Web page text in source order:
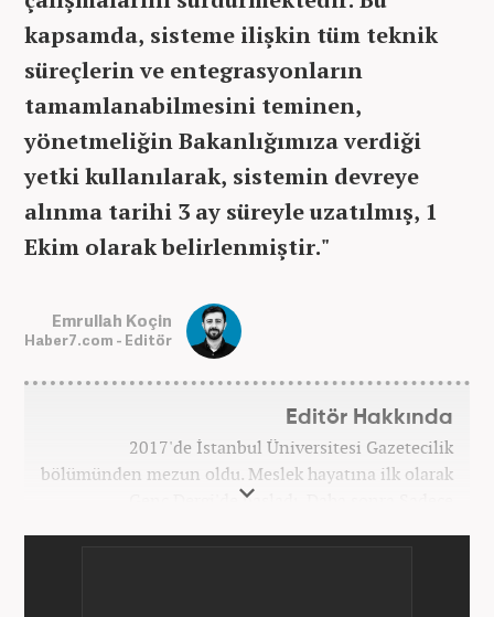
kapsamda, sisteme ilişkin tüm teknik
süreçlerin ve entegrasyonların
tamamlanabilmesini teminen,
yönetmeliğin Bakanlığımıza verdiği
yetki kullanılarak, sistemin devreye
alınma tarihi 3 ay süreyle uzatılmış, 1
Ekim olarak belirlenmiştir."
Emrullah Koçin
Haber7.com - Editör
Editör Hakkında
2017'de İstanbul Üniversitesi Gazetecilik
bölümünden mezun oldu. Meslek hayatına ilk olarak
Genç Dergi'de başladı. Daha sonra Sadece